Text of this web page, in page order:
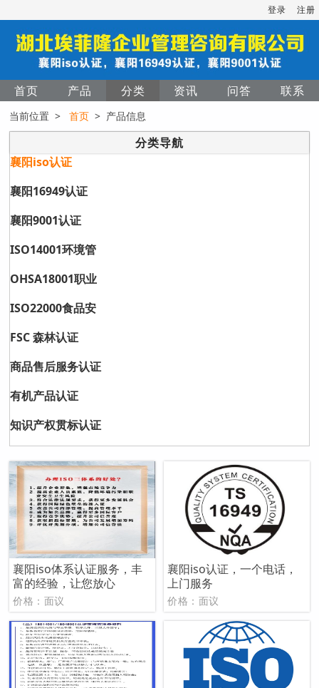
登录 注册
首页 产品 分类 资讯 问答 联系
当前位置 >首页 > 产品信息
分类导航
襄阳iso认证
襄阳16949认证
襄阳9001认证
ISO14001环境管
OHSA18001职业
ISO22000食品安
FSC 森林认证
商品售后服务认证
有机产品认证
知识产权贯标认证
襄阳iso体系认证服务，丰
富的经验，让您放心
价格：面议
襄阳iso认证，一个电话，
上门服务
价格：面议